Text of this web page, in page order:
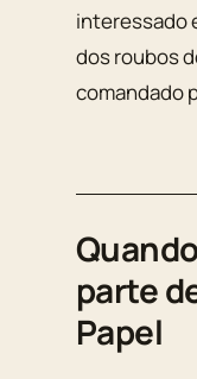
interessado
dos roubos
comandado
parte
Papel